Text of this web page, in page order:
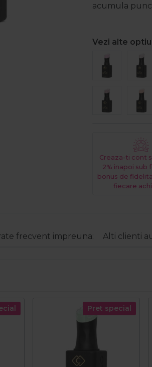
acumula
Vezi alte
Creaza-ti cont
2% inapoi sub
bonus de
fiecare
frecvent impreuna: Alti clienti
Pret special